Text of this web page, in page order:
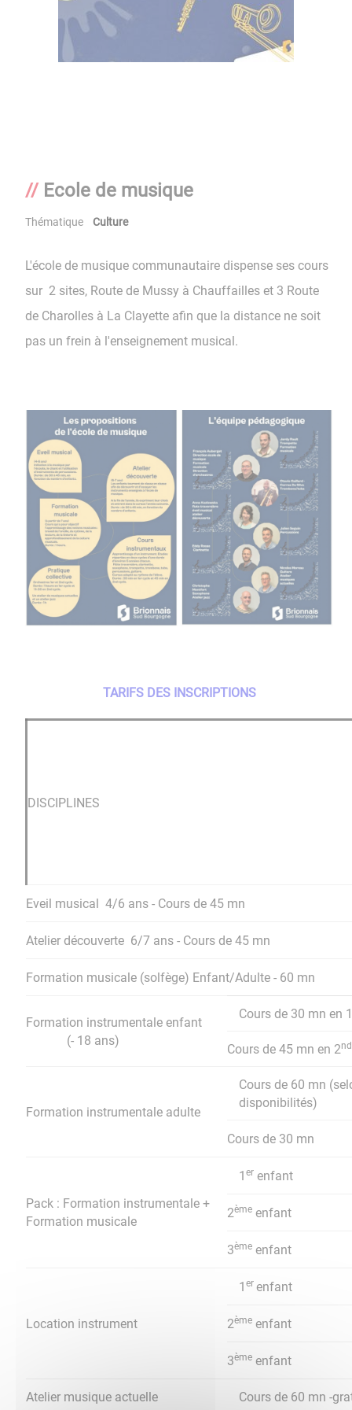
Ecole de musique
Thématique Culture
L'école de musique communautaire dispense ses cours
sur 2 sites, Route de Mussy à Chauffailles et 3 Route
de Charolles à La Clayette afin que la distance ne soit
pas un frein à l'enseignement musical.
TARIFS DES INSCRIPTIONS
DISCIPLINES
Eveil musical 4/6 ans - Cours de 45 mn
Atelier découverte 6/7 ans - Cours de 45 mn
Formation musicale (solfège) Enfant/Adulte - 60 mn
Formation instrumentale enfant
(- 18 ans)
Cours de 30 mn en
Cours de 45 mn en 2nd
Formation instrumentale adulte
Cours de 60 mn
disponibilités)
Cours de 30 mn
Pack : Formation instrumentale +
Formation musicale
1er enfant
2ème enfant
3ème enfant
Location instrument
1er enfant
2ème enfant
3ème enfant
Atelier musique actuelle
Cours de 60 mn -